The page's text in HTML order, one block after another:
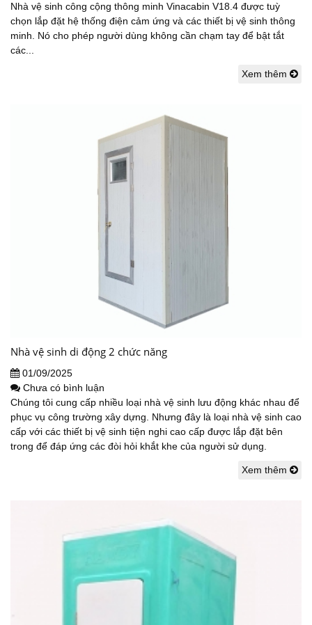
Nhà vệ sinh công cộng thông minh Vinacabin V18.4 được tuỳ
chọn lắp đặt hệ thống điện cảm ứng và các thiết bị vệ sinh thông
minh. Nó cho phép người dùng không cần chạm tay để bật tắt
các...
Xem thêm
Nhà vệ sinh di động 2 chức năng
01/09/2025
Chưa có bình luận
Chúng tôi cung cấp nhiều loại nhà vệ sinh lưu động khác nhau để
phục vụ công trường xây dựng. Nhưng đây là loại nhà vệ sinh cao
cấp với các thiết bị vệ sinh tiện nghi cao cấp được lắp đặt bên
trong để đáp ứng các đòi hỏi khắt khe của người sử dụng.
Xem thêm